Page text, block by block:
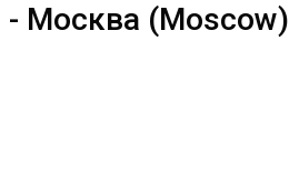
- Москва (Moscow)